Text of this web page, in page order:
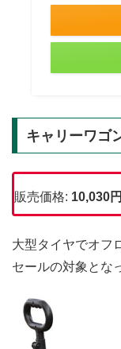
キャリーワゴ
販売価格: 10,030円
大型タイヤでオフ
セールの対象とな